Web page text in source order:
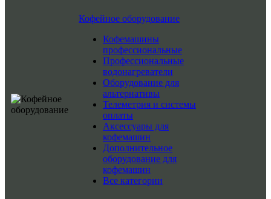
Кофейное оборудование
Кофемашины
профессиональные
Профессиональные
водонагреватели
Оборудование для
альтернативы
Телеметрия и системы
оплаты
Аксессуары для
кофемашин
Дополнительное
оборудование для
кофемашин
Все категории